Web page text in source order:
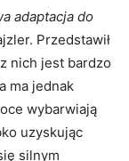
adaptacja do
Przedstawił
nich jest bardzo
ma jednak
wybarwiają
uzyskując
silnym